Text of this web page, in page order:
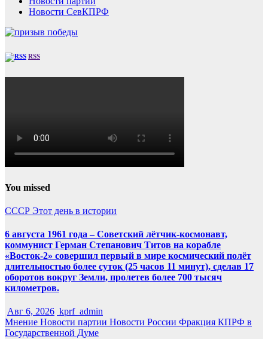
Новости СевКПРФ
RSS
You missed
СССР Этот день в истории
6 августа 1961 года – Советский лётчик-космонавт,
коммунист Герман Степанович Титов на корабле
«Восток-2» совершил первый в мире космический полёт
длительностью более суток (25 часов 11 минут), сделав 17
оборотов вокруг Земли, пролетев более 700 тысяч
километров.
Авг 6, 2026 kprf_admin
Мнение Новости партии Новости России Фракция КПРФ в
Государственной Думе